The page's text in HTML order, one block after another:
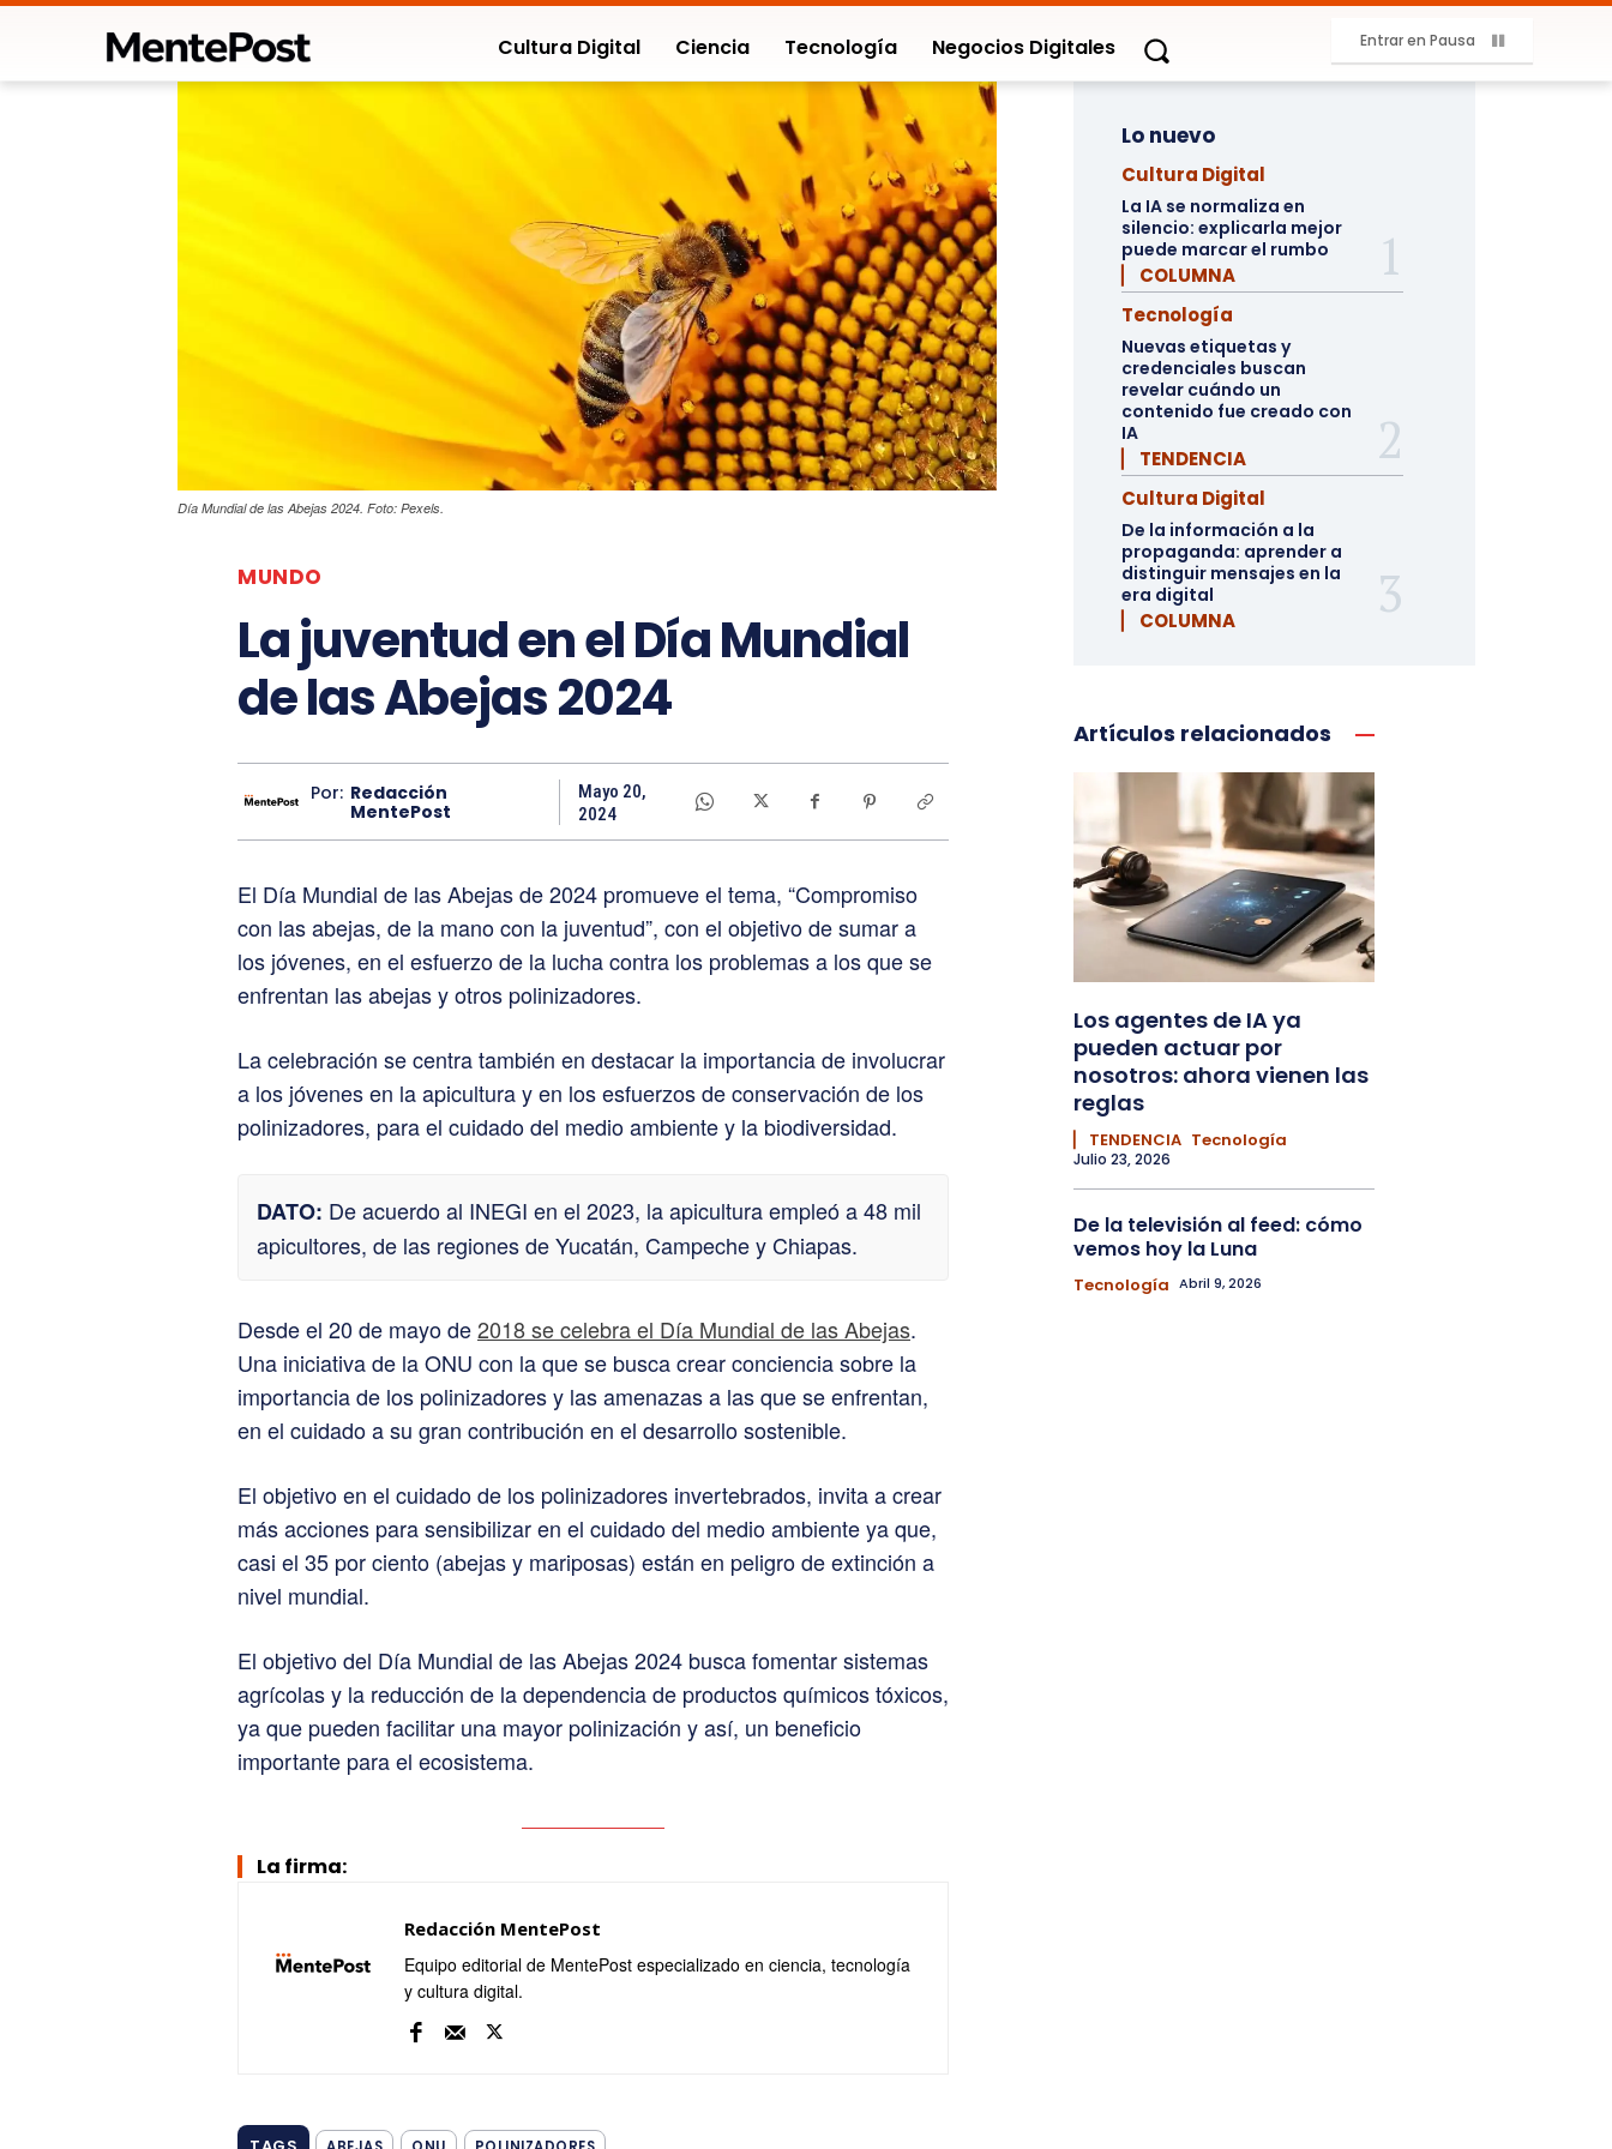
Cultura Digital Ciencia Tecnología Negocios Digitales Entrar en Pausa
Día Mundial de las Abejas 2024. Foto: Pexels.
MUNDO
La juventud en el Día Mundial
de las Abejas 2024
Por: Redacción
MentePost
Mayo 20,
2024
El Día Mundial de las Abejas de 2024 promueve el tema, “Compromiso
con las abejas, de la mano con la juventud”, con el objetivo de sumar a
los jóvenes, en el esfuerzo de la lucha contra los problemas a los que se
enfrentan las abejas y otros polinizadores.
La celebración se centra también en destacar la importancia de involucrar
a los jóvenes en la apicultura y en los esfuerzos de conservación de los
polinizadores, para el cuidado del medio ambiente y la biodiversidad.
DATO: De acuerdo al INEGI en el 2023, la apicultura empleó a 48 mil
apicultores, de las regiones de Yucatán, Campeche y Chiapas.
Desde el 20 de mayo de2018 se celebra el Día Mundial de las Abejas.
Una iniciativa de la ONU con la que se busca crear conciencia sobre la
importancia de los polinizadores y las amenazas a las que se enfrentan,
en el cuidado a su gran contribución en el desarrollo sostenible.
El objetivo en el cuidado de los polinizadores invertebrados, invita a crear
más acciones para sensibilizar en el cuidado del medio ambiente ya que,
casi el 35 por ciento (abejas y mariposas) están en peligro de extinción a
nivel mundial.
El objetivo del Día Mundial de las Abejas 2024 busca fomentar sistemas
agrícolas y la reducción de la dependencia de productos químicos tóxicos,
ya que pueden facilitar una mayor polinización y así, un beneficio
importante para el ecosistema.
La firma:
Redacción MentePost
Equipo editorial de MentePost especializado en ciencia, tecnología
y cultura digital.
Lo nuevo
Cultura Digital
La IA se normaliza en
silencio: explicarla mejor
puede marcar el rumbo
▏ COLUMNA
Tecnología
Nuevas etiquetas y
credenciales buscan
revelar cuándo un
contenido fue creado con
IA
▏ TENDENCIA
Cultura Digital
De la información a la
propaganda: aprender a
distinguir mensajes en la
era digital
▏ COLUMNA
Artículos relacionados
Los agentes de IA ya
pueden actuar por
nosotros: ahora vienen las
reglas
▏ TENDENCIA Tecnología
Julio 23, 2026
De la televisión al feed: cómo
vemos hoy la Luna
Tecnología Abril 9, 2026